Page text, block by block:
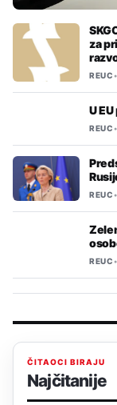
za
REUC•
U
REUC•
REUC•
REUC•
ČITAOCI BIRAJU
Najčitanije